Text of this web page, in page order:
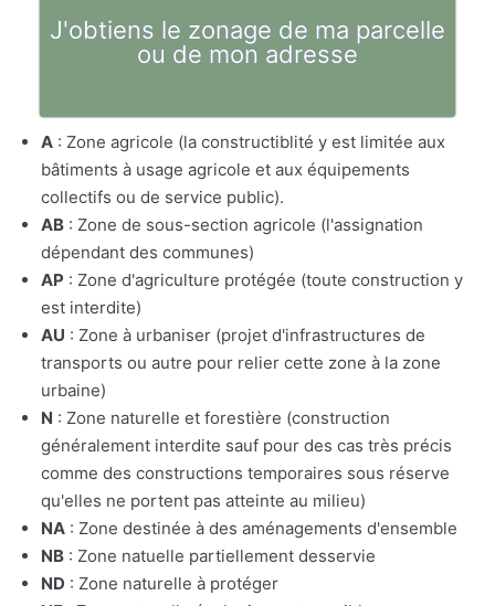
J'obtiens le zonage de ma parcelle
ou de mon adresse
A : Zone agricole (la constructiblité y est limitée aux
bâtiments à usage agricole et aux équipements
collectifs ou de service public).
AB : Zone de sous-section agricole (l'assignation
dépendant des communes)
AP : Zone d'agriculture protégée (toute construction y
est interdite)
AU : Zone à urbaniser (projet d'infrastructures de
transports ou autre pour relier cette zone à la zone
urbaine)
N : Zone naturelle et forestière (construction
généralement interdite sauf pour des cas très précis
comme des constructions temporaires sous réserve
qu'elles ne portent pas atteinte au milieu)
NA : Zone destinée à des aménagements d'ensemble
NB : Zone natuelle partiellement desservie
ND : Zone naturelle à protéger